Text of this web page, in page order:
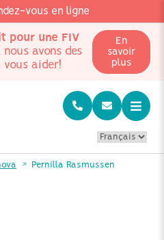
vous en ligne
pour une FIV
nous avons des
vous aider!
En
savoir
plus
Pernilla Rasmussen